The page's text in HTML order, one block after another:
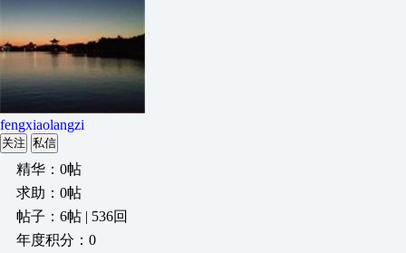
fengxiaolangzi
关注 私信
精华：0帖
求助：0帖
帖子：6帖 | 536回
年度积分：0